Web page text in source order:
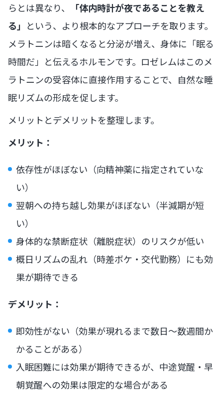
らとは異なり、
「体内時計が夜であることを教え
る」 という、より根本的なアプローチを取ります。
メラトニンは暗くなると分泌が増え、身体に「眠る
時間だ」と伝えるホルモンです。ロゼレムはこのメ
ラトニンの受容体に直接作用することで、自然な睡
眠リズムの形成を促します。
メリットとデメリットを整理します。
メリット：
依存性がほぼない（向精神薬に指定されていな
い）
翌朝への持ち越し効果がほぼない（半減期が短
い）
身体的な禁断症状（離脱症状）のリスクが低い
概日リズムの乱れ（時差ボケ・交代勤務）にも効
果が期待できる
デメリット：
即効性がない（効果が現れるまで数日〜数週間か
かることがある）
入眠困難には効果が期待できるが、中途覚醒・早
朝覚醒への効果は限定的な場合がある